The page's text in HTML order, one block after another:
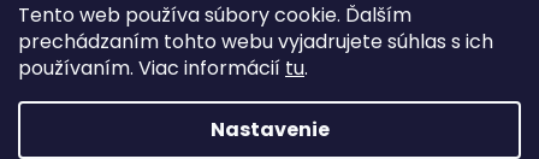
Tento web používa súbory cookie. Ďalším
prechádzaním tohto webu vyjadrujete súhlas s ich
používaním. Viac informácií tu.
Nastavenie
Ochrana osobných údajov Obchodné Podmienky